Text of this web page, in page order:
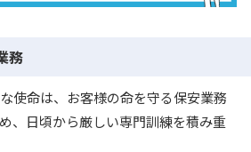
務
使命は、お客様の命を守る保安業務
、日頃から厳しい専門訓練を積み重